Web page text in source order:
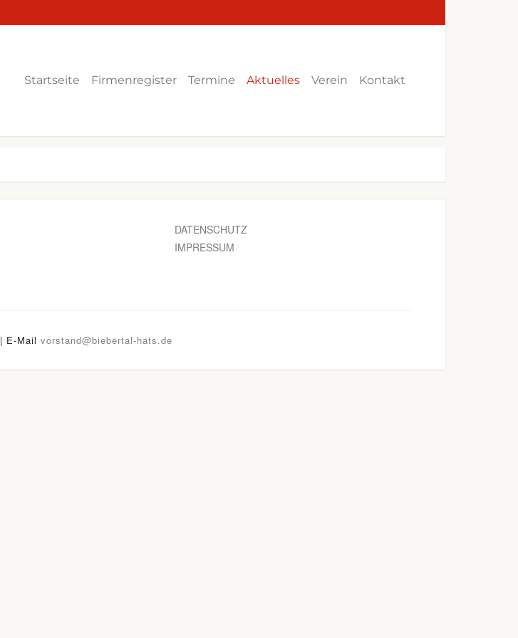
Startseite Firmenregister Termine Aktuelles Verein Kontakt
DATENSCHUTZ
IMPRESSUM
| E-Mail vorstand@biebertal-hats.de